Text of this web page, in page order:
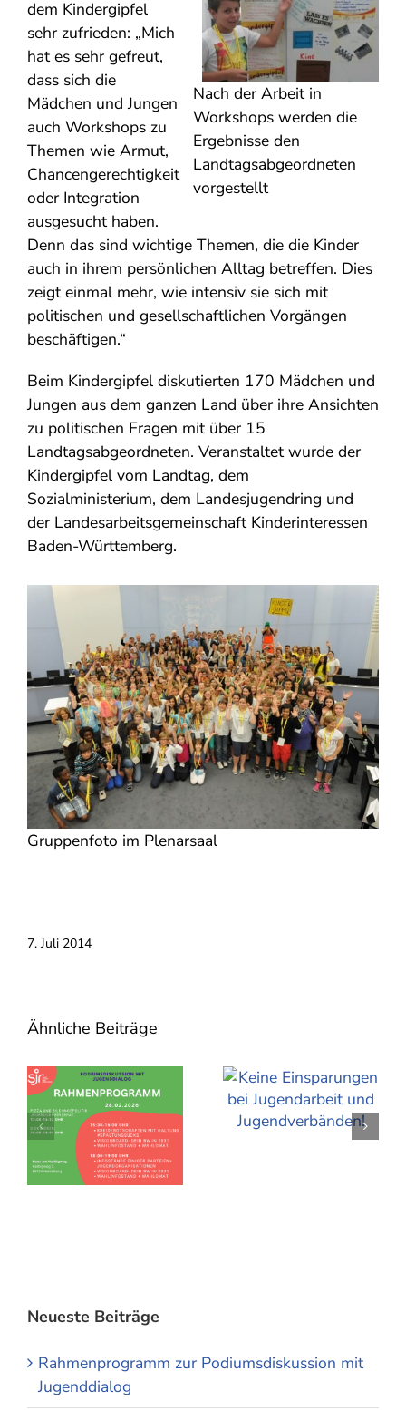
Nach der Arbeit in
Workshops werden die
Ergebnisse den
Landtagsabgeordneten
vorgestellt
dem Kindergipfel
sehr zufrieden: „Mich
hat es sehr gefreut,
dass sich die
Mädchen und Jungen
auch Workshops zu
Themen wie Armut,
Chancengerechtigkeit
oder Integration
ausgesucht haben.
Denn das sind wichtige Themen, die die Kinder
auch in ihrem persönlichen Alltag betreffen. Dies
zeigt einmal mehr, wie intensiv sie sich mit
politischen und gesellschaftlichen Vorgängen
beschäftigen.“
Beim Kindergipfel diskutierten 170 Mädchen und
Jungen aus dem ganzen Land über ihre Ansichten
zu politischen Fragen mit über 15
Landtagsabgeordneten. Veranstaltet wurde der
Kindergipfel vom Landtag, dem
Sozialministerium, dem Landesjugendring und
der Landesarbeitsgemeinschaft Kinderinteressen
Baden-Württemberg.
Gruppenfoto im Plenarsaal
7. Juli 2014
Ähnliche Beiträge
Neueste Beiträge
Rahmenprogramm zur Podiumsdiskussion mit
Jugenddialog